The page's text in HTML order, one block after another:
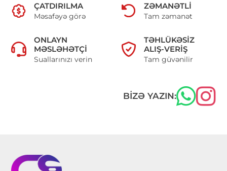
ÇATDIRILMA
Məsafəyə görə
ZƏMANƏTLI
Tam zəmanət
ONLAYN
MƏSLƏHƏTÇI
Suallarınızı verin
TƏHLÜKƏSIZ
ALIŞ-VERIŞ
Tam güvənilir
BIZƏ YAZIN: